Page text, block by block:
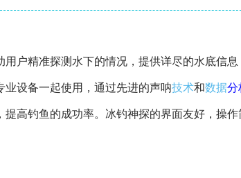
用户精准探测水下的情况，提供详尽的水底信
设备一起使用，通过先进的声呐技术和数据分
高钓鱼的成功率。冰钓神探的界面友好，操作